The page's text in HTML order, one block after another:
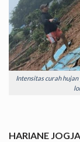
Intensitas curah
HARIANE JOGJA